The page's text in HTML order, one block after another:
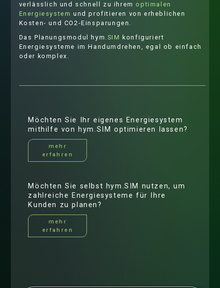
verlässlich und schnell zu ihrem optimalen
Energiesystem und profitieren von erheblichen
Kosten- und CO2-Einsparungen.
Das Planungsmodul hym.SIM konfiguriert
Energiesysteme im Handumdrehen, egal ob einfach
oder komplex.
Möchten Sie Ihr eigenes Energiesystem
mithilfe von hym.SIM optimieren lassen?
mehr
erfahren
Möchten Sie selbst hym.SIM nutzen, um
zahlreiche Energiesysteme für Ihre
Kunden zu planen?
mehr
erfahren